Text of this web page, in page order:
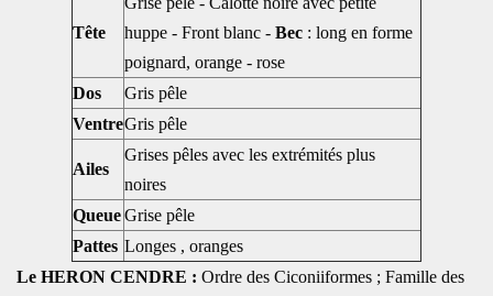
Tête
huppe - Front blanc - Bec : long en forme
poignard, orange - rose
Dos
Gris pêle
VentreGris pêle
Ailes
Grises pêles avec les extrémités plus
noires
QueueGrise pêle
Pattes Longes , oranges
Le HERON CENDRE : Ordre des Ciconiiformes ; Famille des